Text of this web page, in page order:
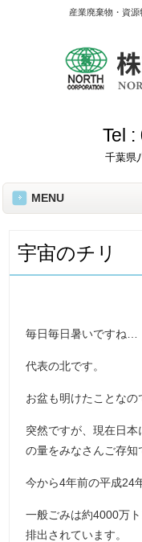
産業廃棄物・資
Tel :
千葉県
MENU
宇宙のチリ
毎日毎日暑いですね…
代表の北です。
お盆も明けたことな
突然ですが、現在日本
の量をみなさんご存知
今から4年前の平成24
一般ごみは約4000万
排出されています。